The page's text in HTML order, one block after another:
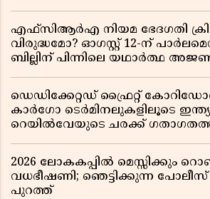
എഫ്സിആർഎ നിയമ ഭേദഗതി
വിരുദ്ധമോ? ഓഗസ്റ്റ് 12-ന്
ബില്ലിന് പിന്നിലെ യഥാർത്ഥ
ഡെഡിക്കേറ്റഡ് ഫ്രൈറ്റ്
കാർഗോ ടെർമിനലുകളിലൂടെ
റെയിൽവേയുടെ ചരക്ക്
2026 ലോകകപ്പിൽ മെസ്സിക്കും
വധഭീഷണി; ഞെട്ടിക്കുന്ന
പുറത്ത്